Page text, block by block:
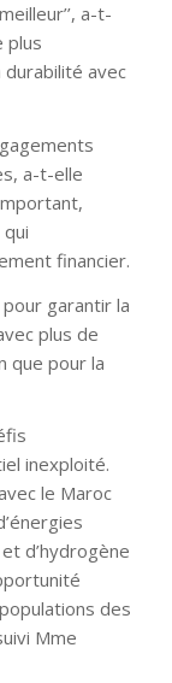
a-t-
plus
avec
a-t-elle
qui
financier.
pour garantir la
plus de
que pour la
inexploité.
le Maroc
d’hydrogène
des
Mme